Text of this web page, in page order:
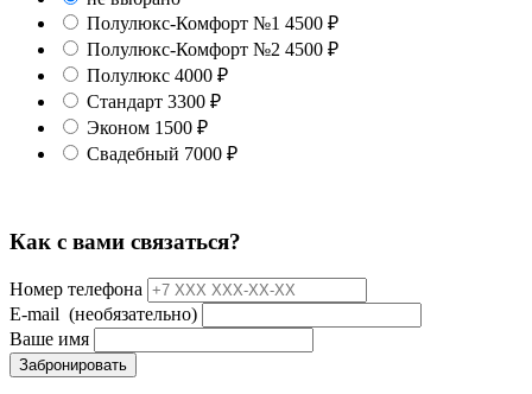
Полулюкс-Комфорт №1 4500 ₽
Полулюкс-Комфорт №2 4500 ₽
Полулюкс 4000 ₽
Стандарт 3300 ₽
Эконом 1500 ₽
Свадебный 7000 ₽
Как с вами связаться?
Номер телефона
E-mail (необязательно)
Ваше имя
Забронировать